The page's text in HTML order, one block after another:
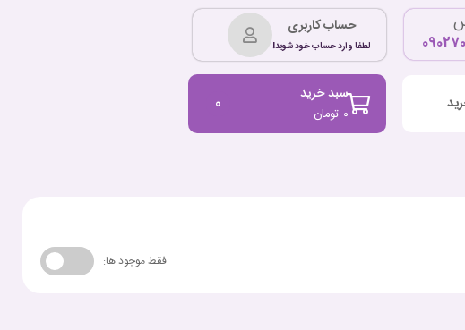
حساب کاربری
لطفا وارد حساب خود شوید!
سبد خرید
تومان ۰ 0
فقط موجود ها: